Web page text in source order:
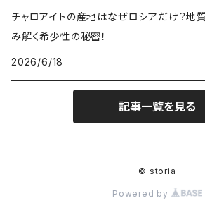
チャロアイトの産地はなぜロシアだけ？地
み解く希少性の秘密！
2026/6/18
記事一覧を見る
© storia
Powered by